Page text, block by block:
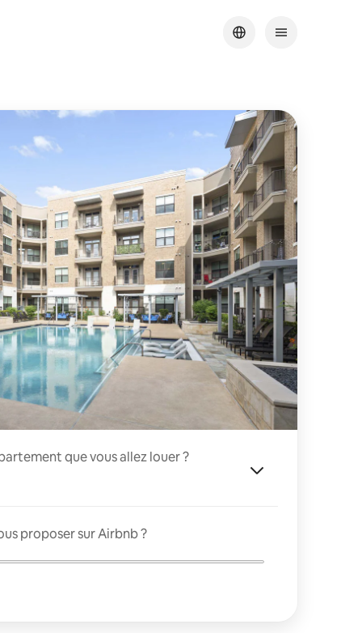
que vous allez louer ?
proposer sur Airbnb ?